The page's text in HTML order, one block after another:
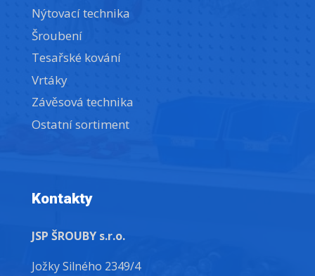
Nýtovací technika
Šroubení
Tesařské kování
Vrtáky
Závěsová technika
Ostatní sortiment
Kontakty
JSP ŠROUBY s.r.o.
Jožky Silného 2349/4